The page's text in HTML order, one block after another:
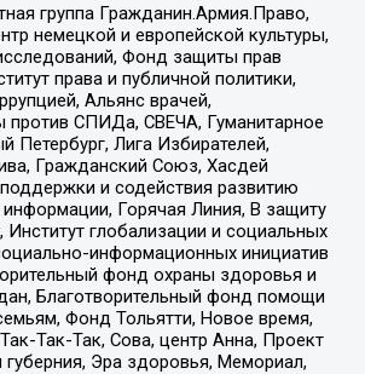
группа Гражданин.Армия.Право,
немецкой и европейской культуры,
Фонд защиты прав
права и публичной политики,
Альянс врачей,
СПИДа, СВЕЧА, Гуманитарное
Петербург, Лига Избирателей,
Гражданский Союз, Хасдей
и содействия развитию
Горячая Линия, В защиту
глобализации и социальных
информационных инициатив
фонд охраны здоровья и
Благотворительный фонд помощи
Фонд Тольятти, Новое время,
Так-Так, Сова, центр Анна, Проект
Эра здоровья, Мемориал,